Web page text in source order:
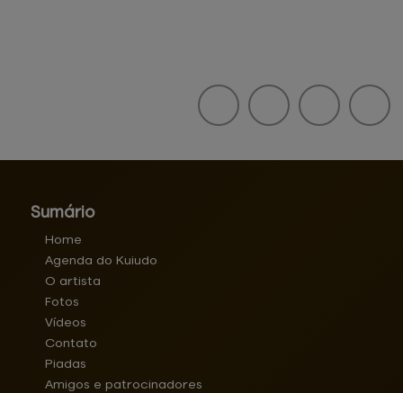
Sumário
Home
Agenda do Kuiudo
O artista
Fotos
Vídeos
Contato
Piadas
Amigos e patrocinadores